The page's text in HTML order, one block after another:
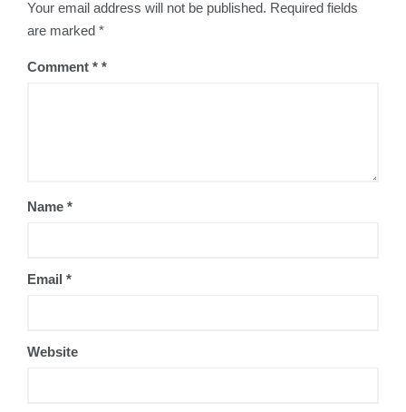
Your email address will not be published. Required fields
are marked *
Comment *
Name *
Email *
Website